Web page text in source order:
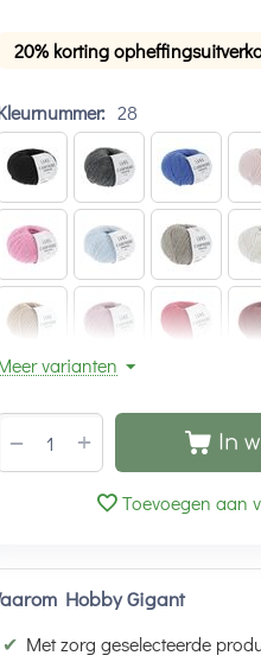
20% korting
28
varianten
+
− In
Toevoegen aan
Hobby Gigant
✔ Met zorg geselecteerde